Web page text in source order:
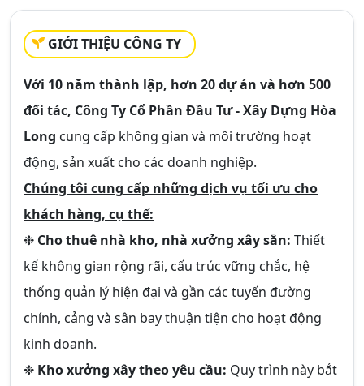
GIỚI THIỆU CÔNG TY
Với 10 năm thành lập, hơn 20 dự án và hơn 500
đối tác, Công Ty Cổ Phần Đầu Tư - Xây Dựng Hòa
Long cung cấp không gian và môi trường hoạt
động, sản xuất cho các doanh nghiệp.
Chúng tôi cung cấp những dịch vụ tối ưu cho
khách hàng, cụ thể:
❉ Cho thuê nhà kho, nhà xưởng xây sẵn: Thiết
kế không gian rộng rãi, cấu trúc vững chắc, hệ
thống quản lý hiện đại và gần các tuyến đường
chính, cảng và sân bay thuận tiện cho hoạt động
kinh doanh.
❉ Kho xưởng xây theo yêu cầu: Quy trình này bắt